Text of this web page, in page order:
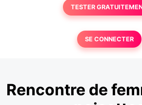
TESTER
SE CONNECTER
Rencontre de